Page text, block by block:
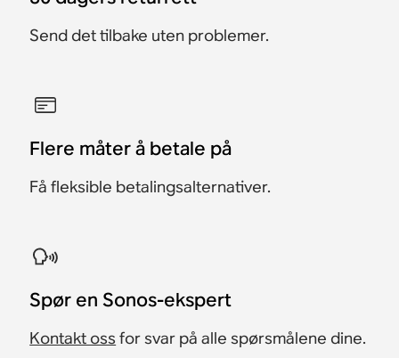
Send det tilbake uten problemer.
Flere måter å betale på
Få fleksible betalingsalternativer.
​Spør en Sonos-ekspert
Kontakt oss for svar på alle spørsmålene dine.